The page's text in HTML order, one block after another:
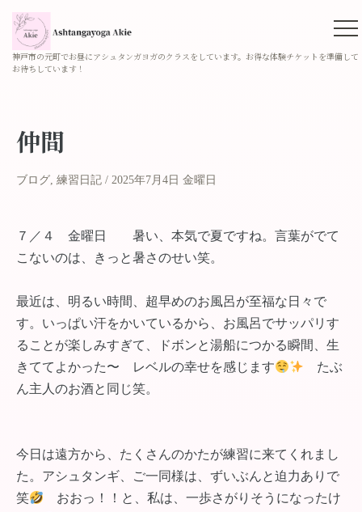
神戸市の元町でお昼にアシュタンガヨガのクラスをしています。お得な体験チケットを準備して
お待ちしています！
仲間
ブログ, 練習日記 2025年7月4日 金曜日
７／４ 金曜日 暑い、本気で夏ですね。言葉がでて
こないのは、きっと暑さのせい笑。
最近は、明るい時間、超早めのお風呂が至福な日々で
す。いっぱい汗をかいているから、お風呂でサッパリす
ることが楽しみすぎて、ドボンと湯船につかる瞬間、生
きててよかった〜 レベルの幸せを感じます
たぶ
ん主人のお酒と同じ笑。
今日は遠方から、たくさんのかたが練習に来てくれまし
た。アシュタンギ、ご一同様は、ずいぶんと迫力ありで
笑
おおっ！！と、私は、一歩さがりそうになったけ